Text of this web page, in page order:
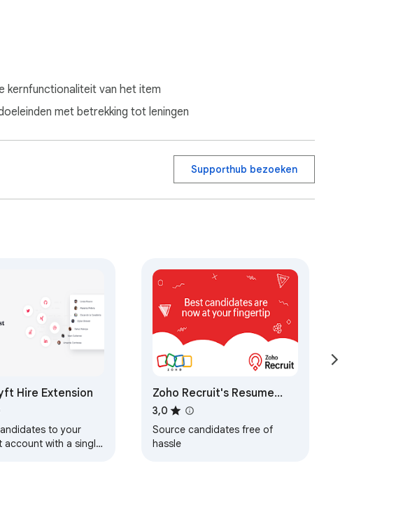
kernfunctionaliteit van het item
met betrekking tot leningen
Supporthub bezoeken
Hire Extension
to your
account with a single
Zoho Recruit's Resume
Extractor
3,0
Source candidates free of
hassle